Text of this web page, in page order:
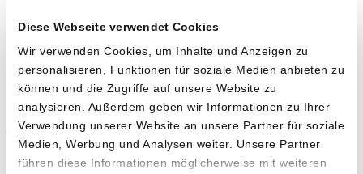
Diese Webseite verwendet Cookies
Wir verwenden Cookies, um Inhalte und Anzeigen zu
personalisieren, Funktionen für soziale Medien anbieten zu
können und die Zugriffe auf unsere Website zu
analysieren. Außerdem geben wir Informationen zu Ihrer
Verwendung unserer Website an unsere Partner für soziale
Medien, Werbung und Analysen weiter. Unsere Partner
führen diese Informationen möglicherweise mit weiteren
Zusatzstoffe wird komplett verzichtet: Der
intensive Geschmack der biologischen Zutaten
kommt so am besten zur Geltung.
Anwendung
Klassischerweise wird Caponata lauwarm und